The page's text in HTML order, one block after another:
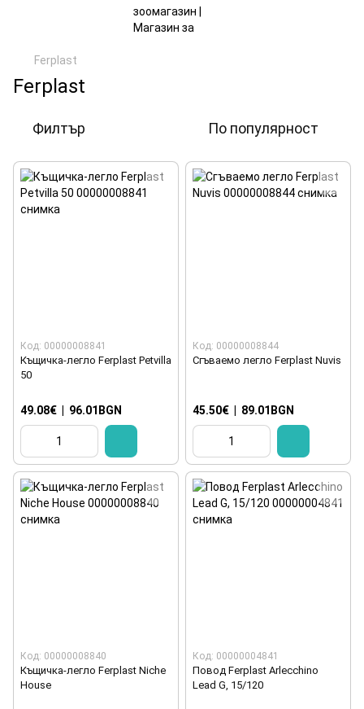
Ferplast
Ferplast
Филтър По популярност
Код: 00000008841
Къщичка-легло Ferplast Petvilla
50
49.08€ 96.01BGN
Код: 00000008844
Сгъваемо легло Ferplast Nuvis
45.50€ 89.01BGN
Код: 00000008840
Къщичка-легло Ferplast Niche
House
Код: 00000004841
Повод Ferplast Arlecchino
Lead G, 15/120